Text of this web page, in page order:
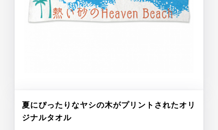
夏にぴったりなヤシの木がプリントされたオリ
ジナルタオル